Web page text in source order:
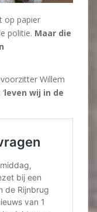
op papier
politie. Maar die
Willem
leven wij in de